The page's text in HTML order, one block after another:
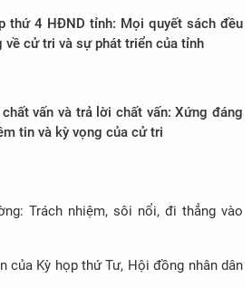
thứ 4 HĐND tỉnh: Mọi quyết sách đều
về cử tri và sự phát triển của tỉnh
chất vấn và trả lời chất vấn: Xứng đáng
tin và kỳ vọng của cử tri
Trách nhiệm, sôi nổi, đi thẳng vào
của Kỳ họp thứ Tư, Hội đồng nhân dân